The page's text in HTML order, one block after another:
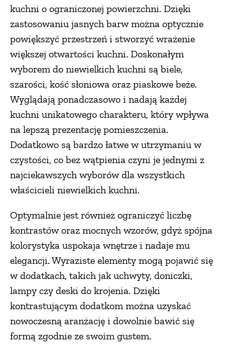
kuchni o ograniczonej powierzchni. Dzięki
zastosowaniu jasnych barw można optycznie
powiększyć przestrzeń i stworzyć wrażenie
większej otwartości kuchni. Doskonałym
wyborem do niewielkich kuchni są biele,
szarości, kość słoniowa oraz piaskowe beże.
Wyglądają ponadczasowo i nadają każdej
kuchni unikatowego charakteru, który wpływa
na lepszą prezentację pomieszczenia.
Dodatkowo są bardzo łatwe w utrzymaniu w
czystości, co bez wątpienia czyni je jednymi z
najciekawszych wyborów dla wszystkich
właścicieli niewielkich kuchni.
Optymalnie jest również ograniczyć liczbę
kontrastów oraz mocnych wzorów, gdyż spójna
kolorystyka uspokaja wnętrze i nadaje mu
elegancji. Wyraziste elementy mogą pojawić się
w dodatkach, takich jak uchwyty, doniczki,
lampy czy deski do krojenia. Dzięki
kontrastującym dodatkom można uzyskać
nowoczesną aranżację i dowolnie bawić się
formą zgodnie ze swoim gustem.
PRZEPISY
ŚNIADANIA
PRZYSTAWKI
DANIA GŁÓWNE
CIASTA I DESERY
PRZETWORY
INNE